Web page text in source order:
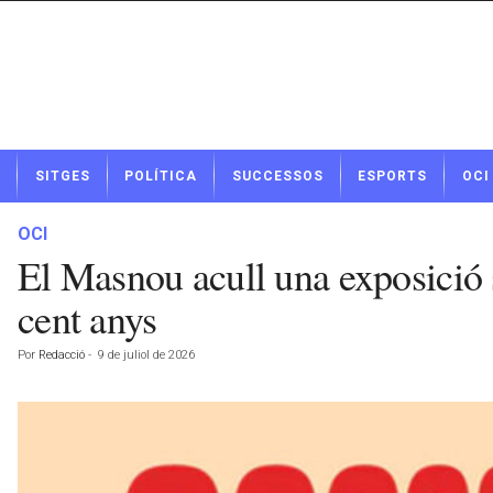
t
SITGES POLÍTICA SUCCESSOS ESPORTS OCI
OCI
El Masnou acull una exposició
cent anys
Por Redacció - 9 de juliol de 2026